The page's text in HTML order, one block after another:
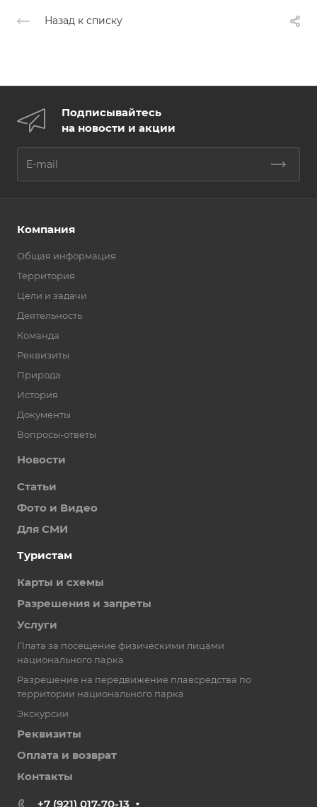
Назад к списку
Подписывайтесь
на новости и акции
Компания
Общая информация
Территория
Цели и задачи
Деятельность
Команда
Реквизиты
Природа
История
Документы
Вопросы-ответы
Новости
Статьи
Фото и Видео
Для СМИ
Туристам
Карты и схемы
Разрешения и запреты
Услуги
Плата за посещение физическими лицами
национального парка
Разрешение на передвижение плавсредства по
территории национального парка
Экскурсии
Реквизиты
Оплата и возврат
Контакты
+7 (921) 017-70-13